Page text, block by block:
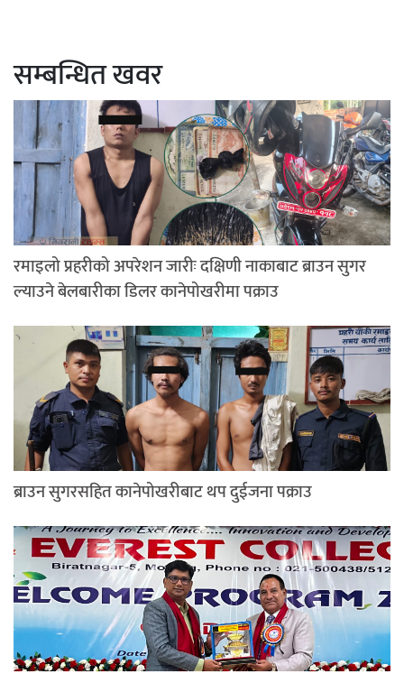
सम्बन्धित खवर
रमाइलो प्रहरीको अपरेशन जारीः दक्षिणी नाकाबाट ब्राउन सुगर
ल्याउने बेलबारीका डिलर कानेपोखरीमा पक्राउ
ब्राउन सुगरसहित कानेपोखरीबाट थप दुईजना पक्राउ